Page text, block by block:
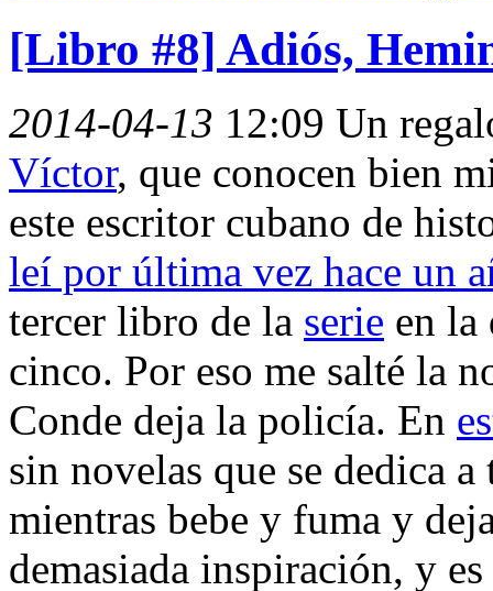
[Libro #8] Adiós,
2014-04-13 12:09 Un
Víctor, que conocen bien
este escritor cubano de
leí por última vez hace un
tercer libro de la serie en la
cinco. Por eso me salté la
Conde deja la policía. En
sin novelas que se dedica
mientras bebe y fuma y
demasiada inspiración, y